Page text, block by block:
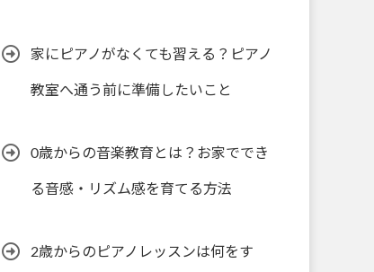
家にピアノがなくても習える？ピアノ
教室へ通う前に準備したいこと
0歳からの音楽教育とは？お家ででき
る音感・リズム感を育てる方法
2歳からのピアノレッスンは何をす